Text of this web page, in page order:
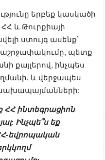
երբեք կասկածի
ՀՀ և Թուրքիայի
ստույգ ասենք՝
պետք
քայլերով, ինչպես
և վերջապես
ՀՀ ինտեգրացիոն
Ինչպե՞ս եք
եվրոպական